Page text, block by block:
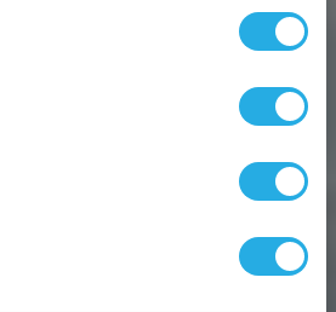
Založení
, tak i na
Výběr varianty je
o akci a sídle na detailu
doživotní variantuza